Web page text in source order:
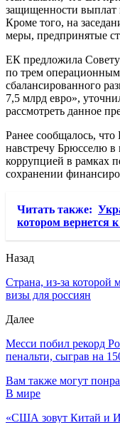
защищенности выплат
Кроме того, на
меры, предпринятые
ЕК предложила
по трем
сбалансированного
7,5 млрд евро»,
рассмотреть данное
Ранее сообщалось,
навстречу Брюсселю в
коррупцией в рамках
сохранении
Читать также:
котором вернется
Назад
Страна, из-за которой
визы для россиян
Далее
Месси побил рекорд
пенальти, сыграв на
Вам также могут
В мире
«США зовут Китай и